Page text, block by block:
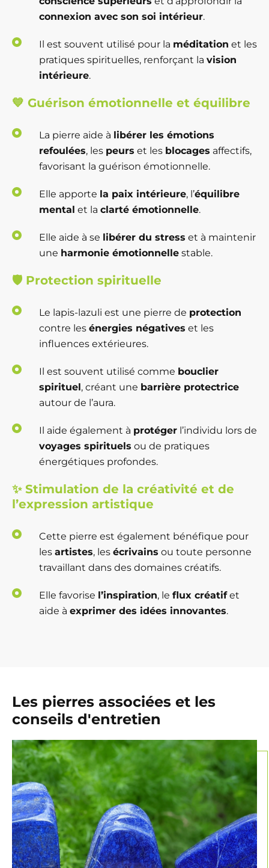
connexion avec son soi intérieur.
Il est souvent utilisé pour la méditation et les
pratiques spirituelles, renforçant la vision
intérieure.
💙 Guérison émotionnelle et équilibre
La pierre aide à libérer les émotions
refoulées, les peurs et les blocages affectifs,
favorisant la guérison émotionnelle.
Elle apporte la paix intérieure, l’équilibre
mental et la clarté émotionnelle.
Elle aide à se libérer du stress et à maintenir
une harmonie émotionnelle stable.
🛡️ Protection spirituelle
Le lapis-lazuli est une pierre de protection
contre les énergies négatives et les
influences extérieures.
Il est souvent utilisé comme bouclier
spirituel, créant une barrière protectrice
autour de l’aura.
Il aide également à protéger l’individu lors de
voyages spirituels ou de pratiques
énergétiques profondes.
✨ Stimulation de la créativité et de
l’expression artistique
Cette pierre est également bénéfique pour
les artistes, les écrivains ou toute personne
travaillant dans des domaines créatifs.
Elle favorise l’inspiration, le flux créatifet
aide à exprimer des idées innovantes.
Les pierres associées et les
conseils d'entretien